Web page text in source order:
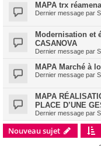
MAPA trx
Dernier message par
Modernisation et
CASANOVA
Dernier message par
MAPA Marché à
Dernier message par
MAPA
PLACE D’UNE
Dernier message par
Nouveau sujet